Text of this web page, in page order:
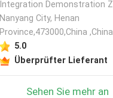
Integration Demonstration
Nanyang City, Henan
Province,473000,China ,China
5.0
Überprüfter Lieferant
Sehen Sie mehr an